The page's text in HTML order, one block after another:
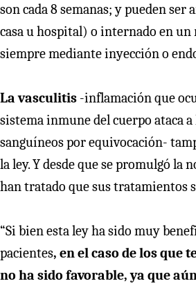
son cada 8 semanas; y pueden
casa u hospital) o internado en
siempre mediante inyección o
La vasculitis -inflamación que
sistema inmune del cuerpo ataca a
sanguíneos por equivocación-
la ley. Y desde que se promulgó la
han tratado que sus tratamientos
“Si bien esta ley ha sido muy
pacientes, en el caso de los que
no ha sido favorable, ya que